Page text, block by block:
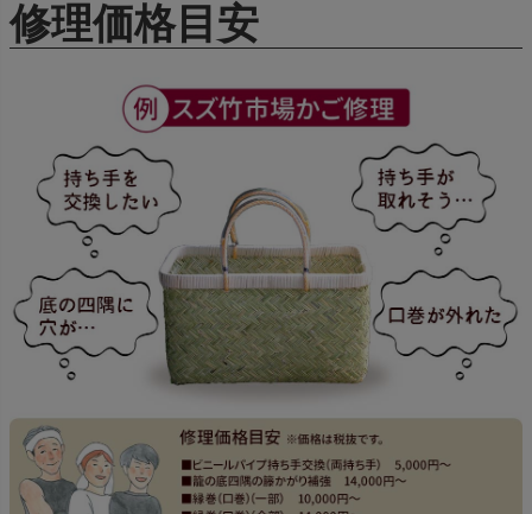
修理価格目安